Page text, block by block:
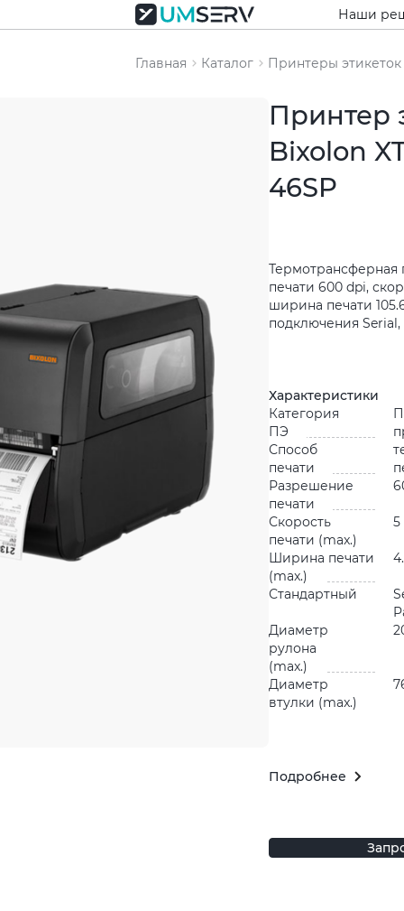
Наши
Главная Каталог Принтеры этикеток
Принтер
Bixolon
46SP
Термотрансферная
печати 600 dpi,
ширина печати
подключения Serial,
Характеристики
Категория
ПЭ
Способ
печати
Разрешение
печати
Скорость
печати (max.)
5
Ширина печати
(max.)
Стандартный
Диаметр
рулона
(max.)
Диаметр
втулки (max.)
Подробнее